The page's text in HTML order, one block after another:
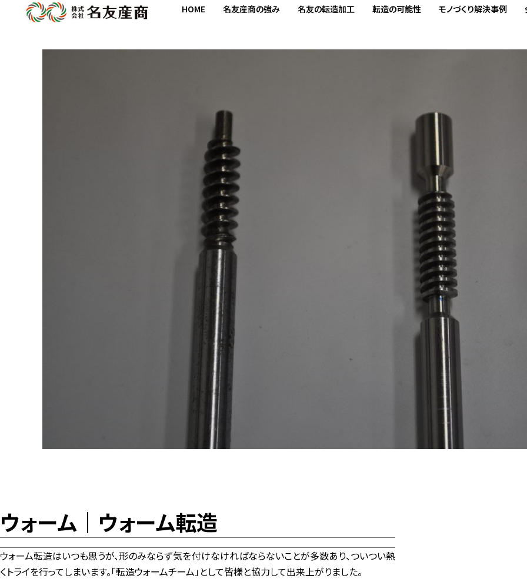
HOME 名友産商の強み 名友の転造加工 転造の可能性 モノづくり解決事例
ウォーム｜ウォーム転造
ウォーム転造はいつも思うが、形のみならず気を付けなければならないことが多数あり、ついつい熱
くトライを行ってしまいます。「転造ウォームチーム」として皆様と協力して出来上がりました。